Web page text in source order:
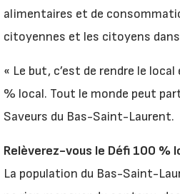
alimentaires et de
citoyennes et les citoyens
« Le but, c’est de rendre le
% local. Tout le monde peut
Saveurs du Bas-Saint-Laurent.
Relèverez-vous le Défi 100 %
La population du Bas-Saint-